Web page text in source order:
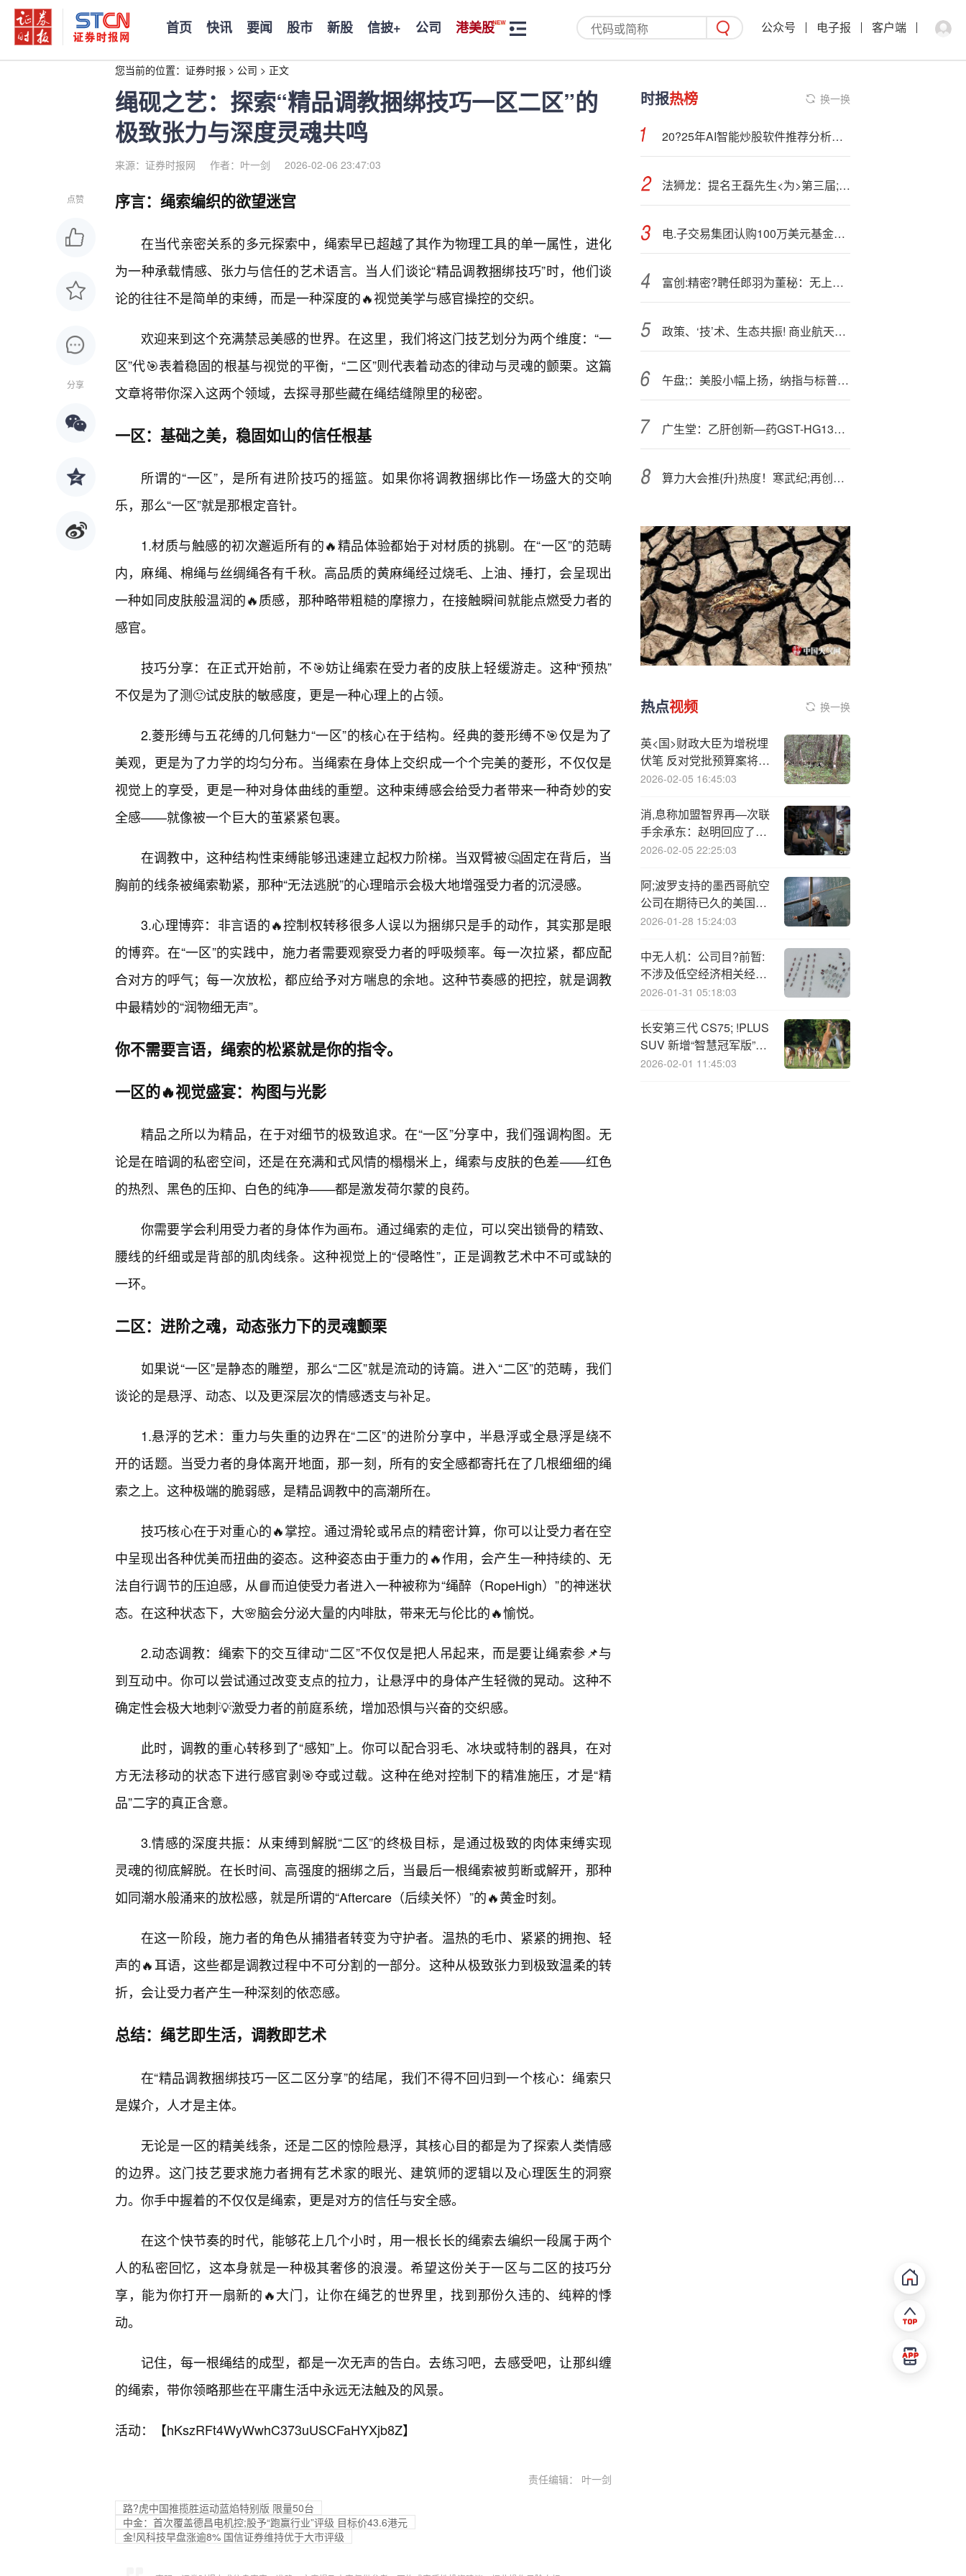
首页 快讯 要闻 股市 新股 信披+ 公司 港美股 公众号 电子报 客户端
您当前的位置： 证券时报 > 公司 > 正文
绳砚之艺：探索“精品调教捆绑技巧一区二区”的
极致张力与深度灵魂共鸣
来源：证券时报网 作者：叶一剑 2026-02-06 23:47:03
点赞
分享
序言：绳索编织的欲望迷宫
在当代亲密关系的多元探索中，绳索早已超越了其作为物理工具的单一属性，进化
为一种承载情感、张力与信任的艺术语言。当人们谈论“精品调教捆绑技巧”时，他们谈
论的往往不是简单的束缚，而是一种深度的🔥视觉美学与感官操控的交织。
欢迎来到这个充满禁忌美感的世界。在这里，我们将这门技艺划分为两个维度：“一
区”代🎯表着稳固的根基与视觉的平衡，“二区”则代表着动态的律动与灵魂的颤栗。这篇
文章将带你深入这两个领域，去探寻那些藏在绳结缝隙里的秘密。
一区：基础之美，稳固如山的信任根基
所谓的“一区”，是所有进阶技巧的摇篮。如果你将调教捆绑比作一场盛大的交响
乐，那么“一区”就是那根定音针。
1.材质与触感的初次邂逅所有的🔥精品体验都始于对材质的挑剔。在“一区”的范畴
内，麻绳、棉绳与丝绸绳各有千秋。高品质的黄麻绳经过烧毛、上油、捶打，会呈现出
一种如同皮肤般温润的🔥质感，那种略带粗糙的摩擦力，在接触瞬间就能点燃受力者的
感官。
技巧分享：在正式开始前，不🎯妨让绳索在受力者的皮肤上轻缓游走。这种“预热”
不仅是为了测🙂试皮肤的敏感度，更是一种心理上的占领。
2.菱形缚与五花缚的几何魅力“一区”的核心在于结构。经典的菱形缚不🎯仅是为了
美观，更是为了力学的均匀分布。当绳索在身体上交织成一个个完美的菱形，不仅仅是
视觉上的享受，更是一种对身体曲线的重塑。这种束缚感会给受力者带来一种奇妙的安
全感——就像被一个巨大的茧紧紧包裹。
在调教中，这种结构性束缚能够迅速建立起权力阶梯。当双臂被🤔固定在背后，当
胸前的线条被绳索勒紧，那种“无法逃脱”的心理暗示会极大地增强受力者的沉浸感。
3.心理博弈：非言语的🔥控制权转移很多人误以为捆绑只是手的动作，其实那是眼
的博弈。在“一区”的实践中，施力者需要观察受力者的呼吸频率。每一次拉紧，都应配
合对方的呼气；每一次放松，都应给予对方喘息的余地。这种节奏感的把控，就是调教
中最精妙的“润物细无声”。
你不需要言语，绳索的松紧就是你的指令。
一区的🔥视觉盛宴：构图与光影
精品之所以为精品，在于对细节的极致追求。在“一区”分享中，我们强调构图。无
论是在暗调的私密空间，还是在充满和式风情的榻榻米上，绳索与皮肤的色差——红色
的热烈、黑色的压抑、白色的纯净——都是激发荷尔蒙的良药。
你需要学会利用受力者的身体作为画布。通过绳索的走位，可以突出锁骨的精致、
腰线的纤细或是背部的肌肉线条。这种视觉上的“侵略性”，正是调教艺术中不可或缺的
一环。
二区：进阶之魂，动态张力下的灵魂颤栗
如果说“一区”是静态的雕塑，那么“二区”就是流动的诗篇。进入“二区”的范畴，我们
谈论的是悬浮、动态、以及更深层次的情感透支与补足。
1.悬浮的艺术：重力与失重的边界在“二区”的进阶分享中，半悬浮或全悬浮是绕不
开的话题。当受力者的身体离开地面，那一刻，所有的安全感都寄托在了几根细细的绳
索之上。这种极端的脆弱感，是精品调教中的高潮所在。
技巧核心在于对重心的🔥掌控。通过滑轮或吊点的精密计算，你可以让受力者在空
中呈现出各种优美而扭曲的姿态。这种姿态由于重力的🔥作用，会产生一种持续的、无
法自行调节的压迫感，从📘而迫使受力者进入一种被称为“绳醉（RopeHigh）”的神迷状
态。在这种状态下，大🌸脑会分泌大量的内啡肽，带来无与伦比的🔥愉悦。
2.动态调教：绳索下的交互律动“二区”不仅仅是把人吊起来，而是要让绳索参📌与
到互动中。你可以尝试通过改变支点的拉力，让悬浮中的身体产生轻微的晃动。这种不
确定性会极大地刺💡激受力者的前庭系统，增加恐惧与兴奋的交织感。
此时，调教的重心转移到了“感知”上。你可以配合羽毛、冰块或特制的器具，在对
方无法移动的状态下进行感官剥🎯夺或过载。这种在绝对控制下的精准施压，才是“精
品”二字的真正含意。
3.情感的深度共振：从束缚到解脱“二区”的终极目标，是通过极致的肉体束缚实现
灵魂的彻底解脱。在长时间、高强度的捆绑之后，当最后一根绳索被剪断或解开，那种
如同潮水般涌来的放松感，就是所谓的“Aftercare（后续关怀）”的🔥黄金时刻。
在这一阶段，施力者的角色从捕猎者转变为守护者。温热的毛巾、紧紧的拥抱、轻
声的🔥耳语，这些都是调教过程中不可分割的一部分。这种从极致张力到极致温柔的转
折，会让受力者产生一种深刻的依恋感。
总结：绳艺即生活，调教即艺术
在“精品调教捆绑技巧一区二区分享”的结尾，我们不得不回归到一个核心：绳索只
是媒介，人才是主体。
无论是一区的精美线条，还是二区的惊险悬浮，其核心目的都是为了探索人类情感
的边界。这门技艺要求施力者拥有艺术家的眼光、建筑师的逻辑以及心理医生的洞察
力。你手中握着的不仅仅是绳索，更是对方的信任与安全感。
在这个快节奏的时代，能够花上几个小时，用一根长长的绳索去编织一段属于两个
人的私密回忆，这本身就是一种极其奢侈的浪漫。希望这份关于一区与二区的技巧分
享，能为你打开一扇新的🔥大门，让你在绳艺的世界里，找到那份久违的、纯粹的悸
动。
记住，每一根绳结的成型，都是一次无声的告白。去练习吧，去感受吧，让那纠缠
的绳索，带你领略那些在平庸生活中永远无法触及的风景。
活动：【hKszRFt4WyWwhC373uUSCFaHYXjb8Z】
责任编辑： 叶一剑
路?虎中国推揽胜运动蓝焰特别版 限量50台
中金：首次覆盖德昌电机控;股予“跑赢行业”评级 目标价43.6港元
金!风科技早盘涨逾8% 国信证券维持优于大市评级
时报热榜 换一换
20?25年AI智能炒股软件推荐分析：新浪财经APP、同花顺、东方财富居前三
法狮龙：提名王磊先生<为>第三届;董事会独立董事候选人
电.子交易集团认购100万美元基金的Q类股份
富创:精密?聘任郎羽为董秘：无上市公司董秘工作经验 前三季度公司净利减少80.24%
政策、‘技’术、生态共振! 商业航天万亿级市场蓄势待发
午盘;：美股小幅上扬，纳指与标普500指数创盘中新高
广生堂：乙肝创新—药GST-HG131临床研究成果获国际学术认可
算力大会推{升}热度！寒武纪;再创新高，科创人工智能ETF（589520）放量突破上市高点，近60日吸金1．05亿元！
热点视频 换一换
英<国>财政大臣为增税埋
伏笔 反对党批预算案将是
一颗难以下咽的苦药丸
2026-02-05 16:45:03
消,息称加盟智界再—次联
手余承东：赵明回应了三
个字
2026-02-05 22:25:03
阿;波罗支持的墨西哥航空
公司在期待已久的美国首
次公开募股中融资约 2.23
2026-01-28 15:24:03
中无人机：公司目?前暂:
不涉及低空经济相关经营
业务
2026-01-31 05:18:03
长安第三代 CS75; !PLUS
SUV 新增“智慧冠军版”上
市：搭 1.5T 新蓝鲸发动
2026-02-01 11:45:03